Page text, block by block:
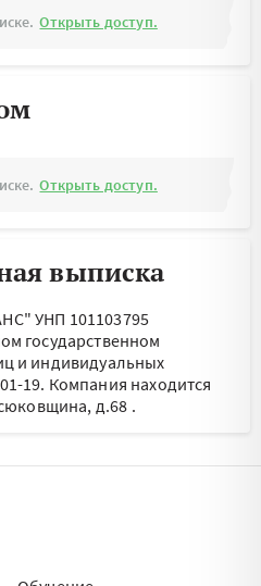
Открыть доступ.
Открыть доступ.
выписка
УНП 101103795
государственном
и индивидуальных
19. Компания находится
д.68 .